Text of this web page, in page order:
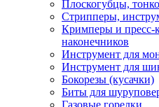
Плоскогубцы,
Стрипперы,
Кримперы и пресс-
наконечников
Инструмент для
Инструмент для
Бокорезы (кусачки)
Биты для
Газовые горелки